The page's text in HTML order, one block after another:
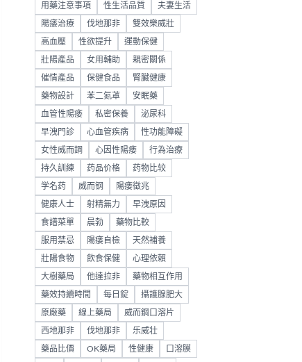
用藥注意事項 性生活品質 夫妻生活
陽痿治療 伐地那非 雙效樂威壯
高血壓 性欲提升 運動保健
壯陽產品 女用輔助 親密關係
催情產品 保健食品 腎臟健康
藥物設計 苯二氮䓬 安眠藥
血管性陽痿 私密保養 泌尿科
早洩門診 心血管疾病 性功能障礙
女性威而鋼 心因性陽痿 行為治療
持久訓練 药品价格 药物比较
学名药 威而钢 陽痿徵兆
健康人士 射精無力 早洩原因
食譜菜單 晨勃 藥物比較
服用禁忌 陽痿自檢 天然補養
壯陽食物 飲食保健 心理依賴
大樹藥局 他達拉非 藥物相互作用
藥效持續時間 每日錠 攝護腺肥大
原廠藥 線上藥局 威而鋼口溶片
西地那非 伐地那非 乐威壮
藥品比價 OK藥局 性健康 口溶膜